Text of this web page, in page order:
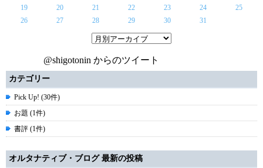
19
20 21 22 23 24
25
26
27 28 29 30 31
@shigotonin からのツイート
カテゴリー
Pick Up! (30件)
お題 (1件)
書評 (1件)
オルタナティブ・ブログ 最新の投稿